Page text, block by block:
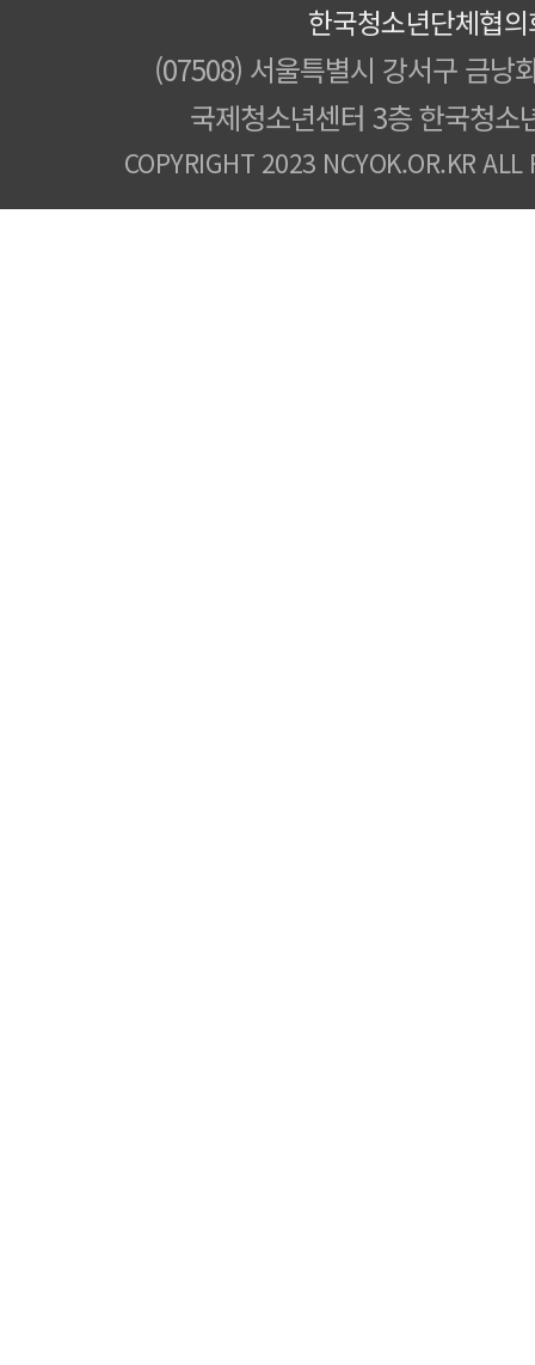
한국청소년단체협
(07508) 서울특별시 강서구 금낭
국제청소년센터 3층 한국청소
COPYRIGHT 2023 NCYOK.OR.KR ALL